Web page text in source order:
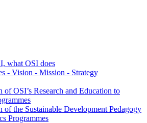
what OSI does
- Vision - Mission - Strategy
of OSI’s Research and Education to
of the Sustainable Development Pedagogy
Programmes